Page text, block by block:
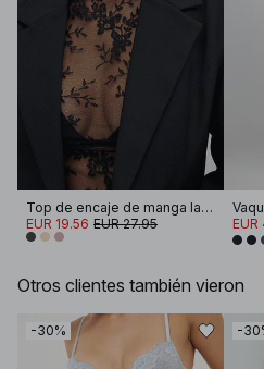
Top de encaje de manga larga
EUR 19.56 EUR 27.95
EUR
Otros clientes también vieron
-30% -